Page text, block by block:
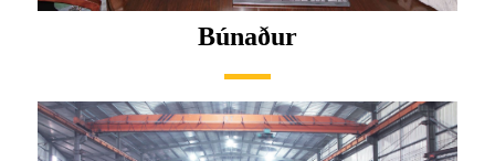
Búnaður